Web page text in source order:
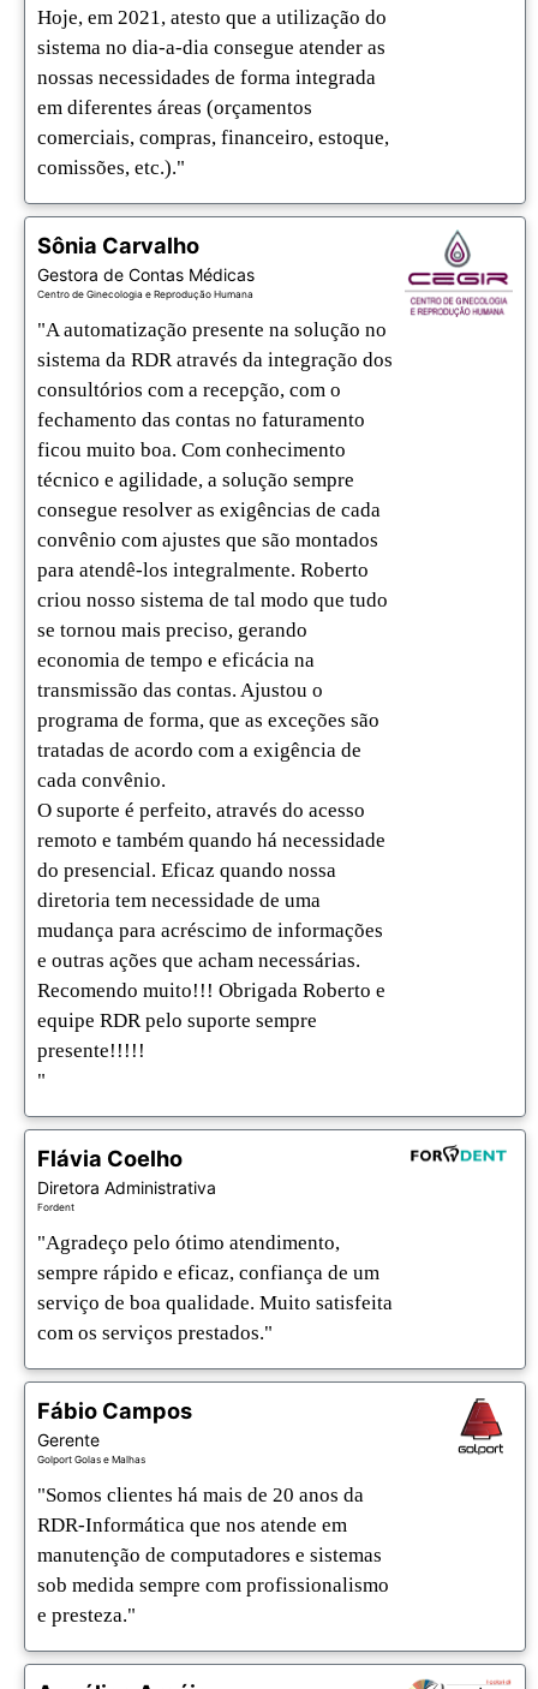
Hoje, em 2021, atesto que a utilização do
sistema no dia-a-dia consegue atender as
nossas necessidades de forma integrada
em diferentes áreas (orçamentos
comerciais, compras, financeiro, estoque,
comissões, etc.)."
Sônia Carvalho
Gestora de Contas Médicas
Centro de Ginecologia e Reprodução Humana
"A automatização presente na solução no
sistema da RDR através da integração dos
consultórios com a recepção, com o
fechamento das contas no faturamento
ficou muito boa. Com conhecimento
técnico e agilidade, a solução sempre
consegue resolver as exigências de cada
convênio com ajustes que são montados
para atendê-los integralmente. Roberto
criou nosso sistema de tal modo que tudo
se tornou mais preciso, gerando
economia de tempo e eficácia na
transmissão das contas. Ajustou o
programa de forma, que as exceções são
tratadas de acordo com a exigência de
cada convênio.
O suporte é perfeito, através do acesso
remoto e também quando há necessidade
do presencial. Eficaz quando nossa
diretoria tem necessidade de uma
mudança para acréscimo de informações
e outras ações que acham necessárias.
Recomendo muito!!! Obrigada Roberto e
equipe RDR pelo suporte sempre
presente!!!!!
"
Flávia Coelho
Diretora Administrativa
Fordent
"Agradeço pelo ótimo atendimento,
sempre rápido e eficaz, confiança de um
serviço de boa qualidade. Muito satisfeita
com os serviços prestados."
Fábio Campos
Gerente
Golport Golas e Malhas
"Somos clientes há mais de 20 anos da
RDR-Informática que nos atende em
manutenção de computadores e sistemas
sob medida sempre com profissionalismo
e presteza."